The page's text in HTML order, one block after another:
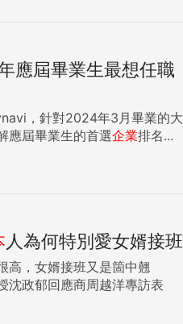
應屆畢業生最想任職
，針對2024年3月畢業的大
應屆畢業生的首選企業排名...
人為何特別愛女婿接班
高，女婿接班又是箇中翹
沈政郁回應商周越洋專訪表